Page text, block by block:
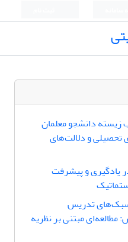
زیسته دانشجو معلمان
تحصیلی و دلالت‌های
یادگیری و پیشرفت
سبک‌های تدریس
مبتنی بر نظریه